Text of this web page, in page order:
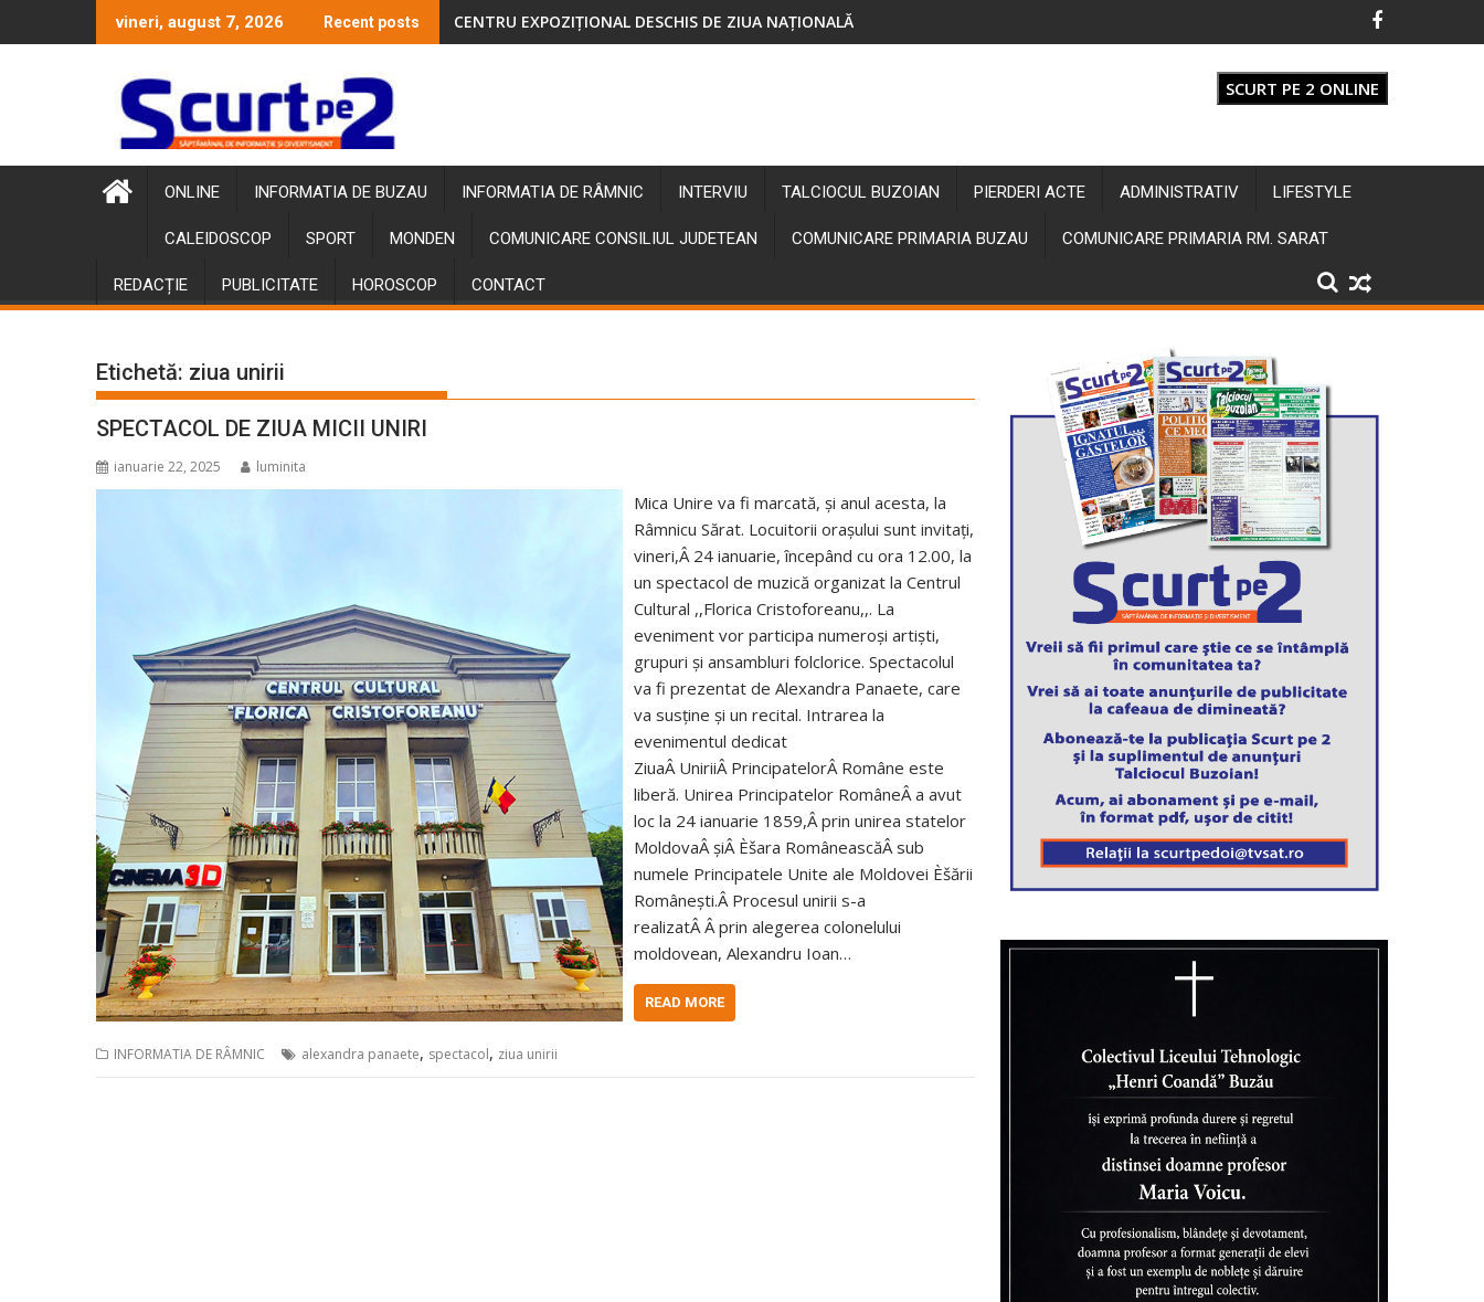
to
vineri, august 7, 2026 Recent posts CENTRU EXPOZIȚIONAL DESCHIS DE ZIUA NAȚIONALĂ
SCURT PE 2 ONLINE
ONLINE INFORMATIA DE BUZAU INFORMATIA DE RÂMNIC INTERVIU TALCIOCUL BUZOIAN PIERDERI ACTE ADMINISTRATIV LIFESTYLE
CALEIDOSCOP SPORT MONDEN COMUNICARE CONSILIUL JUDETEAN COMUNICARE PRIMARIA BUZAU COMUNICARE PRIMARIA RM. SARAT
REDACȚIE PUBLICITATE HOROSCOP CONTACT
Etichetă: ziua unirii
SPECTACOL DE ZIUA MICII UNIRI
ianuarie 22, 2025 luminita
Mica Unire va fi marcată, și anul acesta, la
Râmnicu Sărat. Locuitorii orașului sunt invitați,
vineri,Â 24 ianuarie, începând cu ora 12.00, la
un spectacol de muzică organizat la Centrul
Cultural ,,Florica Cristoforeanu,,. La
eveniment vor participa numeroși artiști,
grupuri și ansambluri folclorice. Spectacolul
va fi prezentat de Alexandra Panaete, care
va susține și un recital. Intrarea la
evenimentul dedicat
ZiuaÂ UniriiÂ PrincipatelorÂ Române este
liberă. Unirea Principatelor RomâneÂ a avut
loc la 24 ianuarie 1859,Â prin unirea statelor
MoldovaÂ șiÂ Èšara RomâneascăÂ sub
numele Principatele Unite ale Moldovei Èšării
Românești.Â Procesul unirii s-a
realizatÂ Â prin alegerea colonelului
moldovean, Alexandru Ioan…
READ MORE
INFORMATIA DE RÂMNIC alexandra panaete, spectacol, ziua unirii